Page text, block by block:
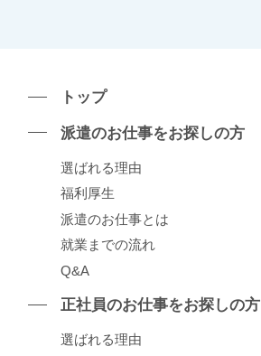
トップ
派遣のお仕事をお探しの⽅
選ばれる理由
福利厚生
派遣のお仕事とは
就業までの流れ
Q&A
正社員のお仕事をお探しの⽅
選ばれる理由